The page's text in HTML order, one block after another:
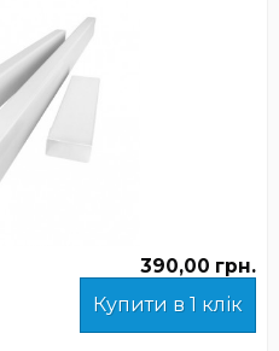
390,00 грн.
Купити в 1 клік